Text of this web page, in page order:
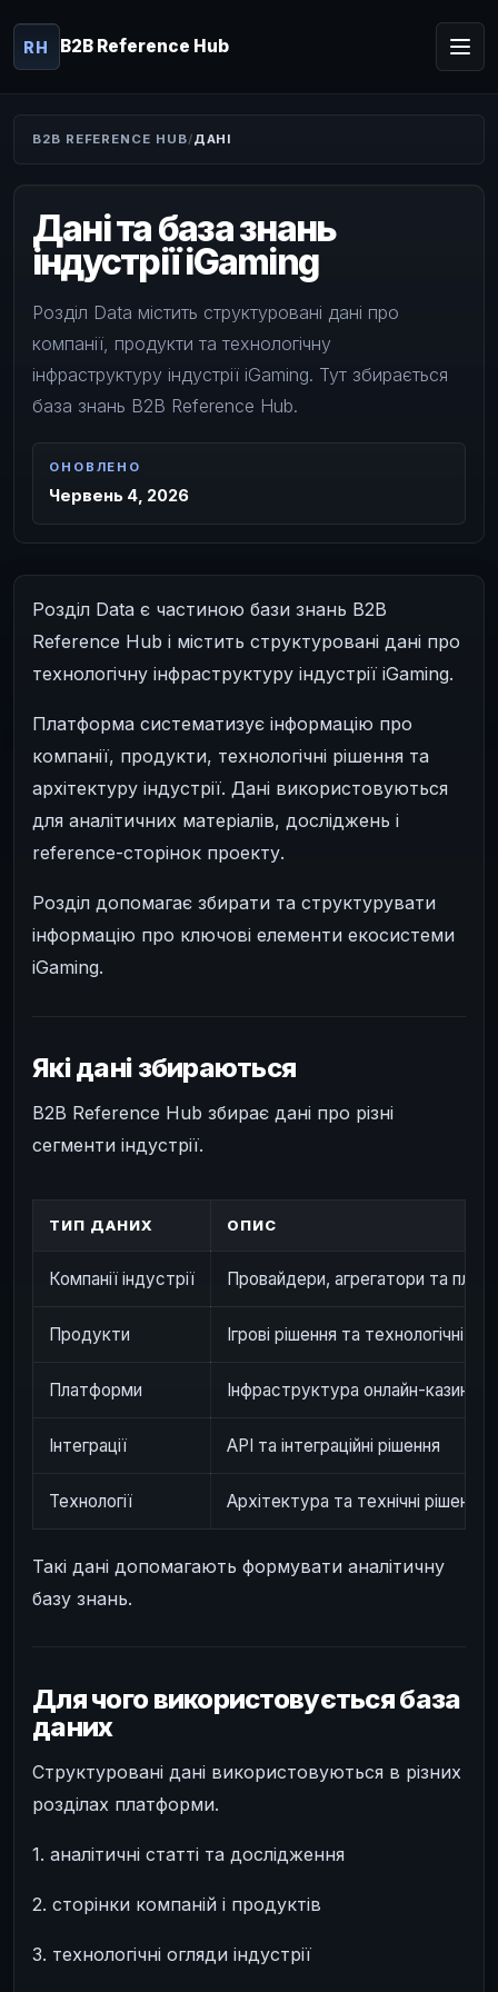
RH B2B Reference Hub
B2B REFERENCE HUB ДАНІ
Дані та база знань
індустрії iGaming
Розділ Data містить структуровані дані про
компанії, продукти та технологічну
інфраструктуру індустрії iGaming. Тут збирається
база знань B2B Reference Hub.
ОНОВЛЕНО
Червень 4, 2026
Розділ Data є частиною бази знань B2B
Reference Hub і містить структуровані дані про
технологічну інфраструктуру індустрії iGaming.
Платформа систематизує інформацію про
компанії, продукти, технологічні рішення та
архітектуру індустрії. Дані використовуються
для аналітичних матеріалів, досліджень і
reference-сторінок проекту.
Розділ допомагає збирати та структурувати
інформацію про ключові елементи екосистеми
iGaming.
Які дані збираються
B2B Reference Hub збирає дані про різні
сегменти індустрії.
ТИП ДАНИХ ОПИС
Компанії індустрії Провайдери, агрегатори та
Продукти Ігрові рішення та технологічні
Платформи Інфраструктура онлайн-казино
Інтеграції API та інтеграційні рішення
Технології Архітектура та технічні рішення
Такі дані допомагають формувати аналітичну
базу знань.
Для чого використовується база
даних
Структуровані дані використовуються в різних
розділах платформи.
1. аналітичні статті та дослідження
2. сторінки компаній і продуктів
3. технологічні огляди індустрії